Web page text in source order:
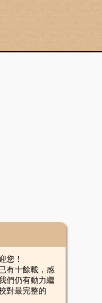
您！
十餘載，感
們仍有動力繼
對最完整的